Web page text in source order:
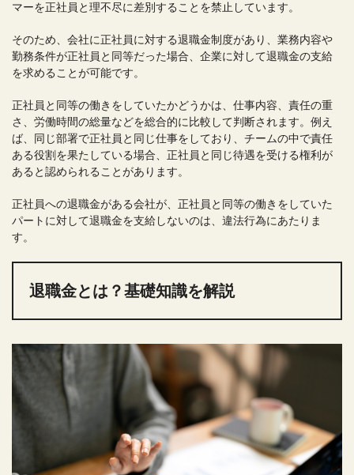
マーを正社員と理不尽に差別することを禁止しています。
そのため、会社に正社員に対する退職金制度があり、業務内容や
勤務条件が正社員と同等だった場合、企業に対して退職金の支給
を求めることが可能です。
正社員と同等の働きをしていたかどうかは、仕事内容、責任の重
さ、労働時間の総量などを総合的に比較して判断されます。例え
ば、同じ部署で正社員と同じ仕事をしており、チームの中で責任
ある役割を果たしている場合、正社員と同じ待遇を受ける権利が
あると認められることがあります。
正社員への退職金がある会社が、正社員と同等の働きをしていた
パートに対して退職金を支給しないのは、違法行為にあたりま
す。
退職金とは？基礎知識を解説